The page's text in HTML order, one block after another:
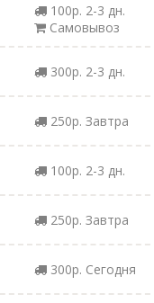
100р. 2-3 дн.
Самовывоз
300р. 2-3 дн.
250р. Завтра
100р. 2-3 дн.
250р. Завтра
300р. Сегодня